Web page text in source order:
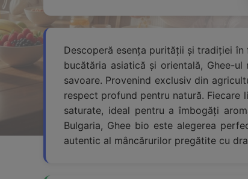
Descoperă esența purității și tradiției
bucătăria asiatică și orientală, Ghee-
savoare. Provenind exclusiv din
respect profund pentru natură. Fiecare
saturate, ideal pentru a îmbogăți
Bulgaria, Ghee bio este alegerea
autentic al mâncărurilor pregătite cu